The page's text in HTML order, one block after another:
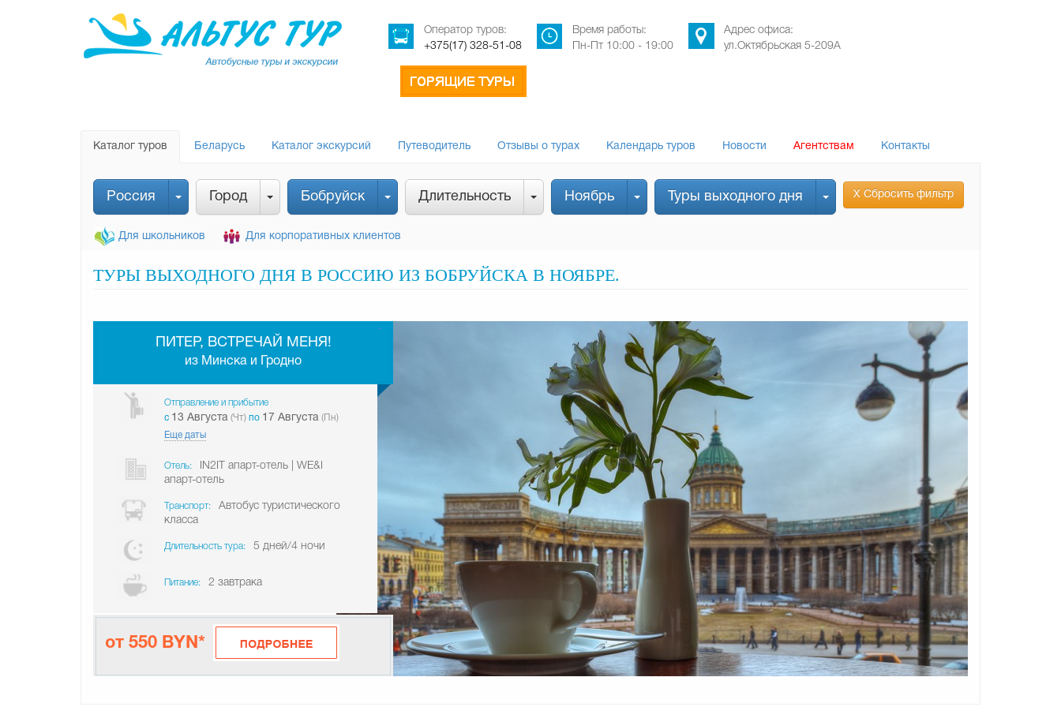
Оператор туров:
+375(17) 328-51-08
Время работы:
Пн-Пт 10:00 - 19:00
Адрес офиса:
ул.Октябрьская 5-209А
Каталог туров Беларусь Каталог экскурсий Путеводитель Отзывы о турах Календарь туров Новости Агентствам Контакты
Россия Город Бобруйск Длительность Ноябрь Туры выходного дня Х Сбросить фильтр
Для школьников Для корпоративных клиентов
ТУРЫ ВЫХОДНОГО ДНЯ В РОССИЮ ИЗ БОБРУЙСКА В НОЯБРЕ.
ПИТЕР, ВСТРЕЧАЙ МЕНЯ!
из Минска и Гродно
Отправление и прибытие
c 13 Августа (Чт) по 17 Августа (Пн)
Еще даты
Отель:
IN2IT апарт-отель | WE&I
апарт-отель
Транспорт:
Автобус туристического
класса
Длительность тура: 5 дней/4 ночи
Питание: 2 завтрака
от 550 BYN*
-